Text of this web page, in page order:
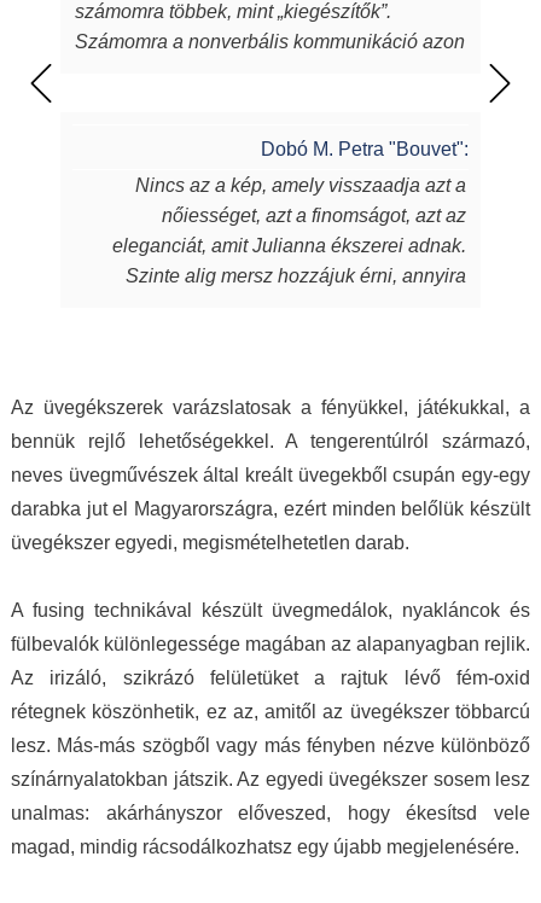
számomra többek, mint „kiegészítők”.
Számomra a nonverbális kommunikáció azon
egyediek, csodaszépek, igényesek,
sugározzák az alkotójuk által belevitt
energiát, szeretetet, amit készítőjük alkotás
során beletett. Szeretem a kincseit, viselem
nap mint nap, melyek során magabiztosabb,
stílust adnak viselőjüknek. Ha a „waooo
érzést” az itt olvasó ismeri…akkor tudja miről
is beszélek. Mindenkinek ilyet kívánok, neked
Dobó M. Petra "Bouvet":
Nincs az a kép, amely visszaadja azt a
nőiességet, azt a finomságot, azt az
eleganciát, amit Julianna ékszerei adnak.
Szinte alig mersz hozzájuk érni, annyira
hordasz épp, akár hétköznapi laza stílust,
nagyon elegánsat, az ékszertől te leszel a
királylány. Varázslat ám, ebben egészen
biztos vagyok.
Az üvegékszerek varázslatosak a fényükkel, játékukkal, a
bennük rejlő lehetőségekkel. A tengerentúlról származó,
neves üvegművészek által kreált üvegekből csupán egy-egy
darabka jut el Magyarországra, ezért minden belőlük készült
üvegékszer egyedi, megismételhetetlen darab.
A fusing technikával készült üvegmedálok, nyakláncok és
fülbevalók különlegessége magában az alapanyagban rejlik.
Az irizáló, szikrázó felületüket a rajtuk lévő fém-oxid
rétegnek köszönhetik, ez az, amitől az üvegékszer többarcú
lesz. Más-más szögből vagy más fényben nézve különböző
színárnyalatokban játszik. Az egyedi üvegékszer sosem lesz
unalmas: akárhányszor előveszed, hogy ékesítsd vele
magad, mindig rácsodálkozhatsz egy újabb megjelenésére.